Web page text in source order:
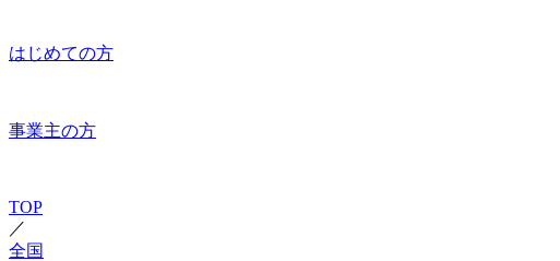
はじめての方
事業主の方
TOP
／
全国